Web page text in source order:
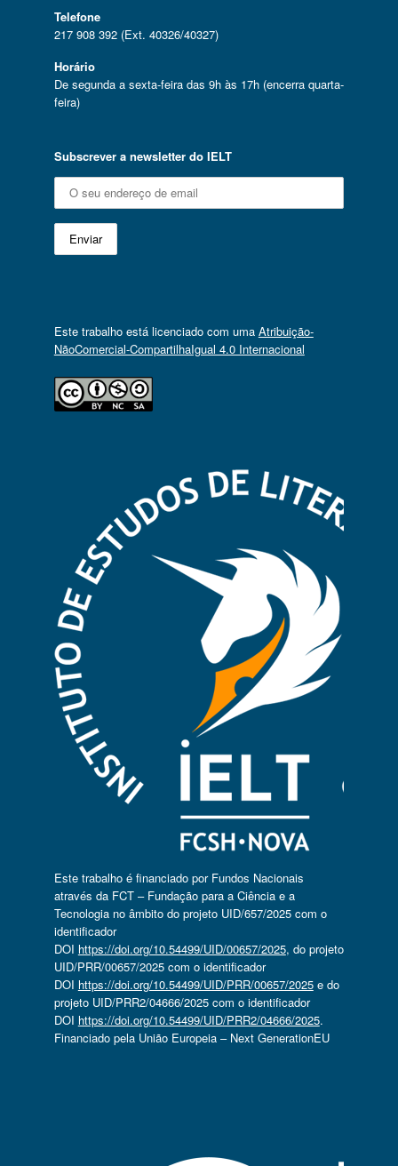
Telefone
217 908 392 (Ext. 40326/40327)
Horário
De segunda a sexta-feira das 9h às 17h (encerra quarta-
feira)
Subscrever a newsletter do IELT
Este trabalho está licenciado com uma Atribuição-
NãoComercial-CompartilhaIgual 4.0 Internacional
Este trabalho é financiado por Fundos Nacionais
através da FCT – Fundação para a Ciência e a
Tecnologia no âmbito do projeto UID/657/2025 com o
identificador
DOI https://doi.org/10.54499/UID/00657/2025, do projeto
UID/PRR/00657/2025 com o identificador
DOI https://doi.org/10.54499/UID/PRR/00657/2025e do
projeto UID/PRR2/04666/2025 com o identificador
DOI https://doi.org/10.54499/UID/PRR2/04666/2025.
Financiado pela União Europeia – Next GenerationEU